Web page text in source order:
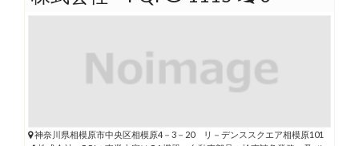
神奈川県相模原市中央区相模原4－3－20 リ－デンススクエア相模原101